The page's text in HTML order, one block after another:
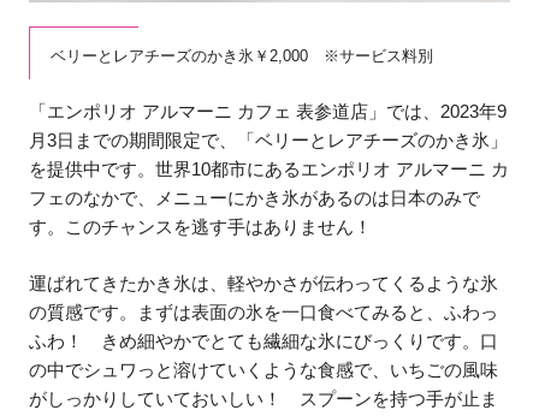
ベリーとレアチーズのかき氷￥2,000 ※サービス料別
「エンポリオ アルマーニ カフェ 表参道店」では、2023年9
月3日までの期間限定で、「ベリーとレアチーズのかき氷」
を提供中です。世界10都市にあるエンポリオ アルマーニ カ
フェのなかで、メニューにかき氷があるのは日本のみで
す。このチャンスを逃す手はありません！
運ばれてきたかき氷は、軽やかさが伝わってくるような氷
の質感です。まずは表面の氷を一口食べてみると、ふわっ
ふわ！ きめ細やかでとても繊細な氷にびっくりです。口
の中でシュワっと溶けていくような食感で、いちごの風味
がしっかりしていておいしい！ スプーンを持つ手が止ま